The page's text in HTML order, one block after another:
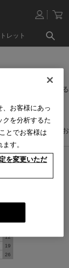
レット
国内に在庫している
庫状況についてはお
12
19
26
、お客様にあっ
クを分析するた
とでお客様は
す。
を変更いただ